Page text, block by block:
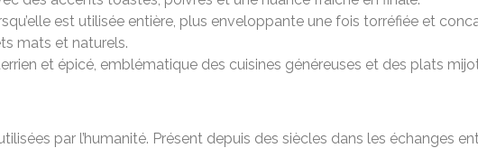
est utilisée entière, plus enveloppante une fois torréfiée et
mats et naturels.
et épicé, emblématique des cuisines généreuses et des plats
par l’humanité. Présent depuis des siècles dans les échanges